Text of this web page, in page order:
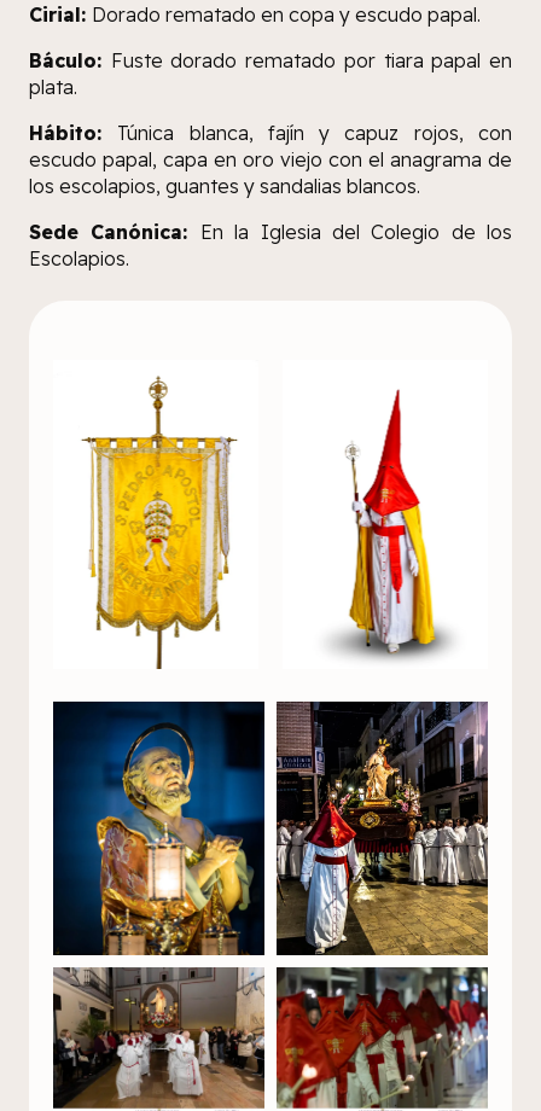
Cirial: Dorado rematado en copa y escudo papal.
Báculo: Fuste dorado rematado por tiara papal en
plata.
Hábito: Túnica blanca, fajín y capuz rojos, con
escudo papal, capa en oro viejo con el anagrama de
los escolapios, guantes y sandalias blancos.
Sede Canónica: En la Iglesia del Colegio de los
Escolapios.